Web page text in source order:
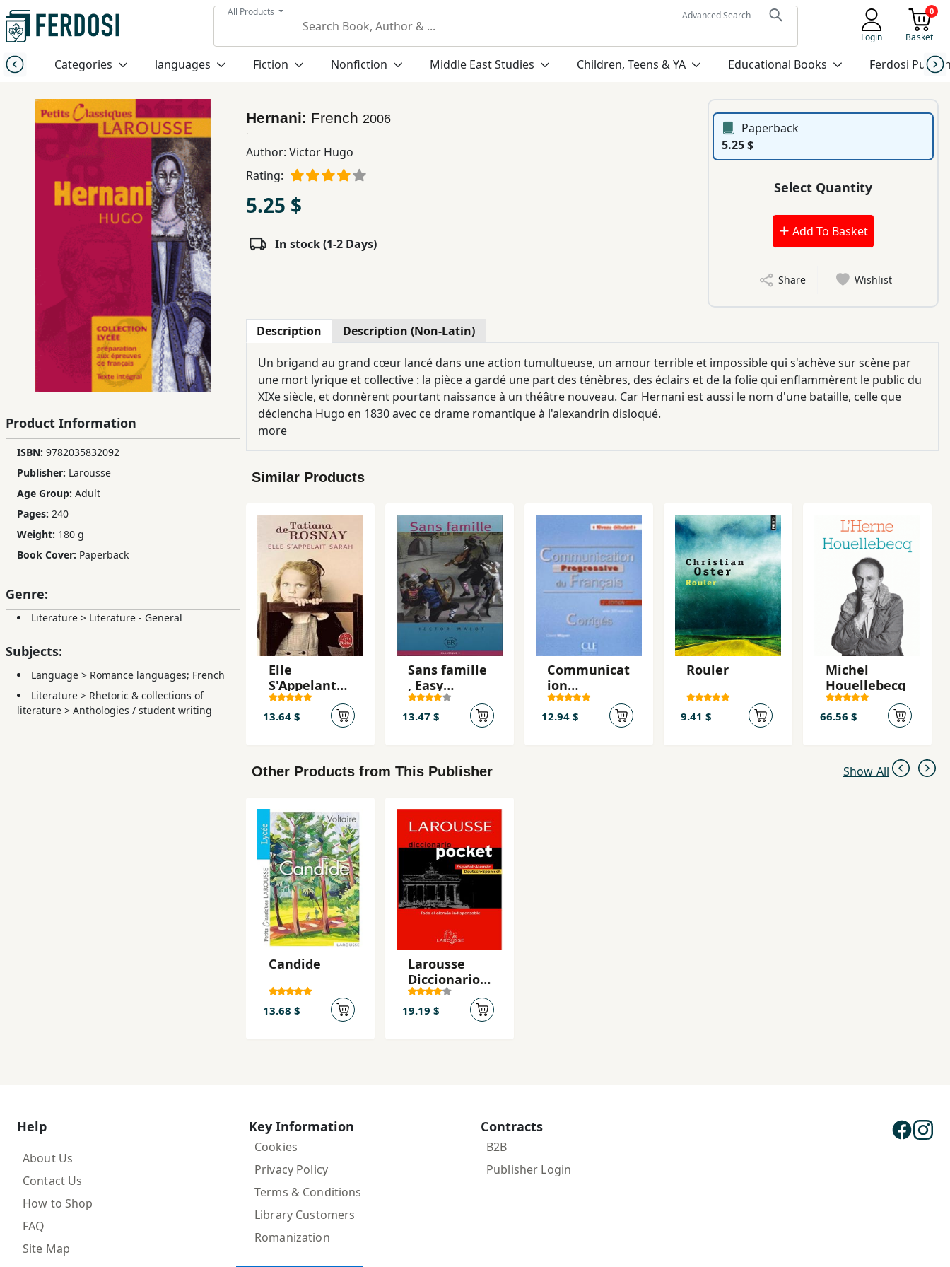
All Products
Advanced Search
Login
0
Basket
Categories languages Fiction Nonfiction Middle East Studies Children, Teens & YA Educational Books Ferdosi
Menu
Category
languages
Fiction
Nonfiction
Children,
Educational
Books
Ferdosi
Publishing
Subscription
Services
Product Information
ISBN: 9782035832092
Publisher: Larousse
Age Group: Adult
Pages: 240
Weight: 180 g
Book Cover: Paperback
Genre:
Literature > Literature - General
Subjects:
Language > Romance languages; French
Literature > Rhetoric & collections of
literature > Anthologies / student writing
Hernani: French 2006
.
Author: Victor Hugo
Rating:
5.25 $
In stock (1-2 Days)
Paperback
5.25 $
Select Quantity
Add To Basket
Share Wishlist
Description Description (Non-Latin)
Un brigand au grand cœur lancé dans une action tumultueuse, un amour terrible et impossible qui s'achève sur scène par
une mort lyrique et collective : la pièce a gardé une part des ténèbres, des éclairs et de la folie qui enflammèrent le public du
XIXe siècle, et donnèrent pourtant naissance à un théâtre nouveau. Car Hernani est aussi le nom d'une bataille, celle que
déclencha Hugo en 1830 avec ce drame romantique à l'alexandrin disloqué.
more
Similar Products
Elle
S'Appelant
Sarah
13.64 $
Sans famille
, Easy
Readers , B
13.47 $
Communicat
ion
Progressive
du Francais ,
12.94 $
Rouler
9.41 $
Michel
Houellebecq
66.56 $
Other Products from This Publisher Show All
Candide
13.68 $
Larousse
Diccionario
Pocket
19.19 $
Help
About Us
Contact Us
How to Shop
FAQ
Site Map
Key Information
Cookies
Privacy Policy
Terms & Conditions
Library Customers
Romanization
Contracts
B2B
Publisher Login